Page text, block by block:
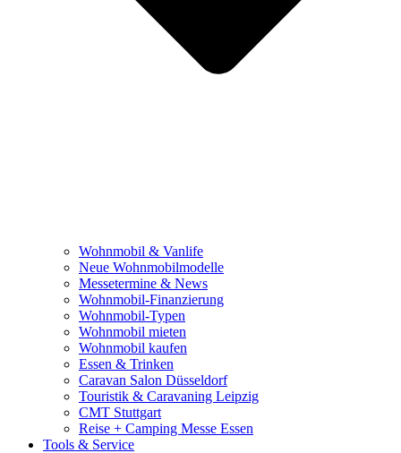
Wohnmobil & Vanlife
Neue Wohnmobilmodelle
Messetermine & News
Wohnmobil-Finanzierung
Wohnmobil-Typen
Wohnmobil mieten
Wohnmobil kaufen
Essen & Trinken
Caravan Salon Düsseldorf
Touristik & Caravaning Leipzig
CMT Stuttgart
Reise + Camping Messe Essen
Tools & Service